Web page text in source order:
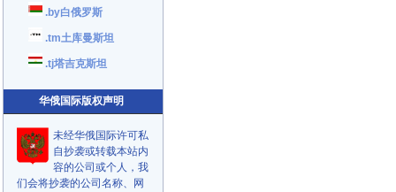
.by白俄罗斯
.tm土库曼斯坦
.tj塔吉克斯坦
华俄国际版权声明
未经华俄国际许可私
自抄袭或转载本站内
容的公司或个人，我
们会将抄袭的公司名称、网